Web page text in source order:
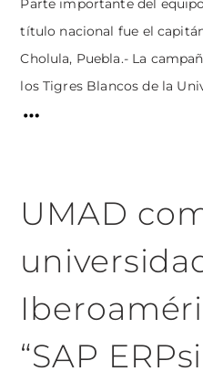
Parte importante del
título nacional fue el
Cholula, Puebla.- La
los Tigres Blancos de la
UMAD
“SAP